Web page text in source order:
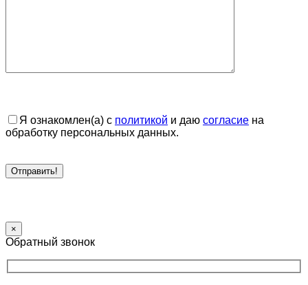
Я ознакомлен(а) с политикой и даю согласие на
обработку персональных данных.
×
Обратный звонок